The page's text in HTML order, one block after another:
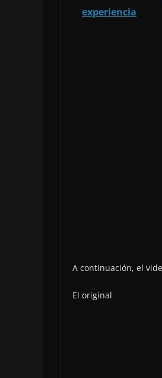
experiencia
A continuación, el
El original